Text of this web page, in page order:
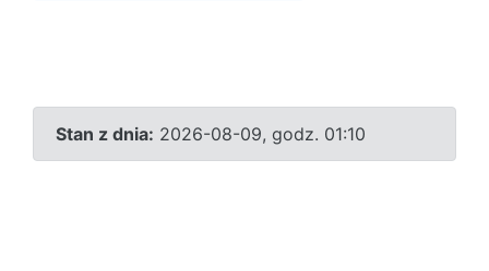
Stan z dnia: 2026-08-09, godz. 01:10